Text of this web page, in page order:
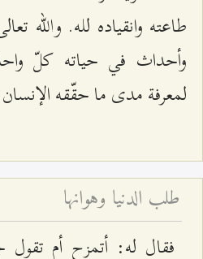
طاعته وانقياده لله. والله
وأحداث في حياته كلّ
لمعرفة مدى ما حقّقه
طلب الدنيا وهوانها
فقال له: أتمزح أم تقول